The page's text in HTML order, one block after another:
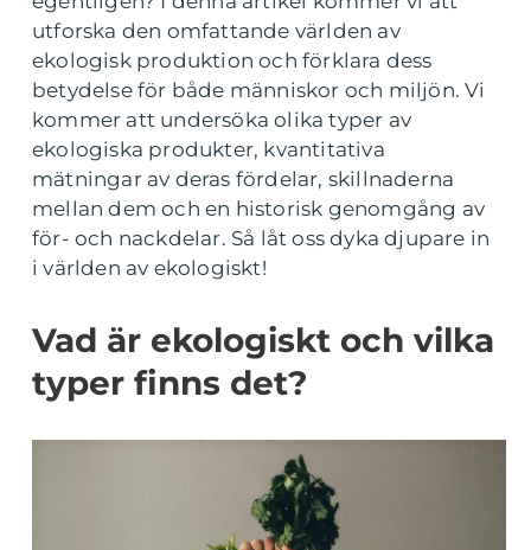
utforska den omfattande världen av
ekologisk produktion och förklara dess
betydelse för både människor och miljön. Vi
kommer att undersöka olika typer av
ekologiska produkter, kvantitativa
mätningar av deras fördelar, skillnaderna
mellan dem och en historisk genomgång av
för- och nackdelar. Så låt oss dyka djupare in
i världen av ekologiskt!
Vad är ekologiskt och vilka
typer finns det?